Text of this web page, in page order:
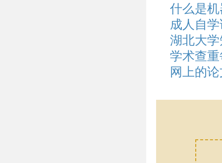
什么是
成人自
湖北大
学术查
网上的